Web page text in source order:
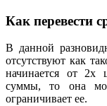
Как перевести
В данной
отсутствуют как
начинается от 2х
суммы, то она
ограничивает ее.